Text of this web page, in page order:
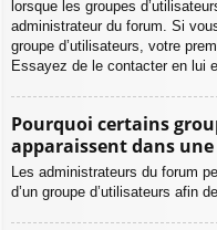
lorsque les groupes
administrateur du forum. Si
groupe d’utilisateurs, votre
Essayez de le contacter en lui
Pourquoi certains
apparaissent dans
Les administrateurs du forum
d’un groupe d’utilisateurs afin